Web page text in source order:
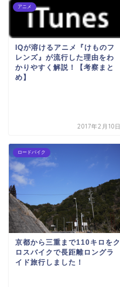
アニメ
IQが溶けるアニメ『けものフ
レンズ』が流行した理由をわ
かりやすく解説！【考察まと
め】
2017年2月10日
ロードバイク
京都から三重まで110キロをク
ロスバイクで長距離ロングラ
イド旅行しました！